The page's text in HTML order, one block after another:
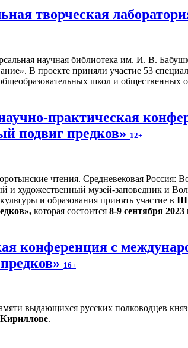
творческая
научная библиотека им. И. В.
В проекте приняли участие 53
школ и общественных
практическая
подвиг предков» 12+
и художественный музей-заповедник и
и образования принять участие в III
которая состоится 8-9 сентября 2023
конференция с
16+
выдающихся русских полководцев
Кириллове.